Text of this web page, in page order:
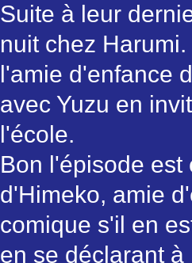
Suite à leur
nuit chez
l'amie d'enfance
avec Yuzu en
l'école.
Bon l'épisode
d'Himeko, amie
comique s'il en
en se déclarant à